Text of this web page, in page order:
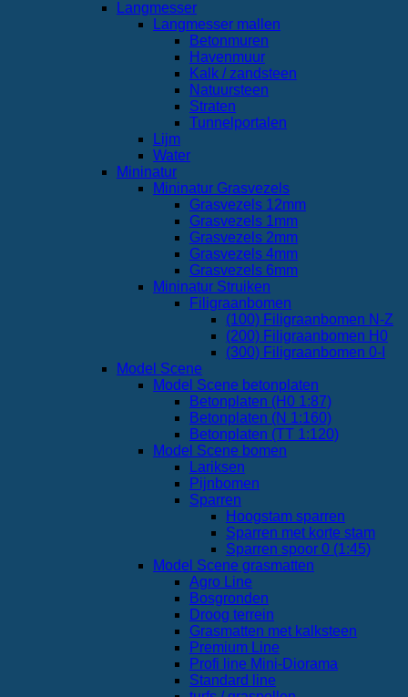
Langmesser
Langmesser mallen
Betonmuren
Havenmuur
Kalk / zandsteen
Natuursteen
Straten
Tunnelportalen
Lijm
Water
Mininatur
Mininatur Grasvezels
Grasvezels 12mm
Grasvezels 1mm
Grasvezels 2mm
Grasvezels 4mm
Grasvezels 6mm
Mininatur Struiken
Filigraanbomen
(100) Filigraanbomen N-Z
(200) Filigraanbomen H0
(300) Filigraanbomen 0-I
Model Scene
Model Scene betonplaten
Betonplaten (H0 1:87)
Betonplaten (N 1:160)
Betonplaten (TT 1:120)
Model Scene bomen
Lariksen
Pijnbomen
Sparren
Hoogstam sparren
Sparren met korte stam
Sparren spoor 0 (1:45)
Model Scene grasmatten
Agro Line
Bosgronden
Droog terrein
Grasmatten met kalksteen
Premium Line
Profi line Mini-Diorama
Standard line